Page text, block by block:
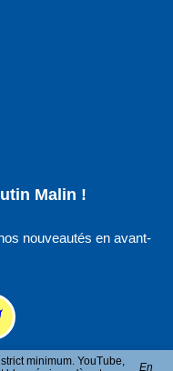
minimum. YouTube,
En
Malin !
nouveautés en avant-